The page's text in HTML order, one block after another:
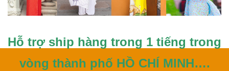
Hỗ trợ ship hàng trong 1 tiếng trong
vòng thành phố HỒ CHÍ MINH….